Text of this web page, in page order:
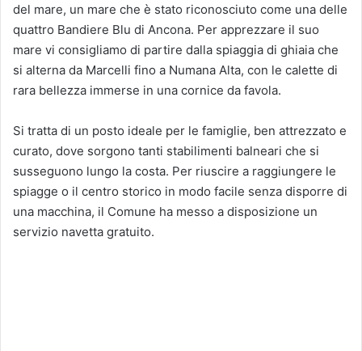
del mare, un mare che è stato riconosciuto come una delle
quattro Bandiere Blu di Ancona. Per apprezzare il suo
mare vi consigliamo di partire dalla spiaggia di ghiaia che
si alterna da Marcelli fino a Numana Alta, con le calette di
rara bellezza immerse in una cornice da favola.
Si tratta di un posto ideale per le famiglie, ben attrezzato e
curato, dove sorgono tanti stabilimenti balneari che si
susseguono lungo la costa. Per riuscire a raggiungere le
spiagge o il centro storico in modo facile senza disporre di
una macchina, il Comune ha messo a disposizione un
servizio navetta gratuito.